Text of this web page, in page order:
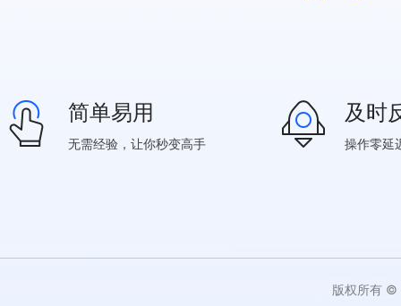
简单易用
无需经验，让你秒变高手
及时
操作零延
版权所有 ©